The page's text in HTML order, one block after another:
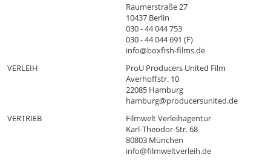
Raumerstraße 27
10437 Berlin
030 - 44 044 753
030 - 44 044 691 (F)
info@boxfish-films.de
VERLEIH
ProU Producers United Film
Averhoffstr. 10
22085 Hamburg
hamburg@producersunited.de
VERTRIEB
Filmwelt Verleihagentur
Karl-Theodor-Str. 68
80803 München
info@filmweltverleih.de